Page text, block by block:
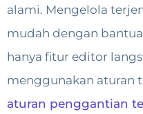
alami. Mengelola
mudah dengan
hanya fitur editor
menggunakan aturan
aturan penggantian